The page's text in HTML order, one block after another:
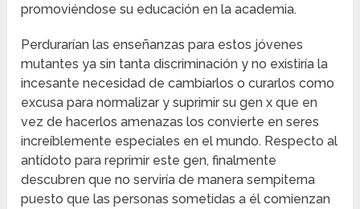
promoviéndose su educación en la academia.
Perdurarían las enseñanzas para estos jóvenes
mutantes ya sin tanta discriminación y no existiría la
incesante necesidad de cambiarlos o curarlos como
excusa para normalizar y suprimir su gen x que en
vez de hacerlos amenazas los convierte en seres
increíblemente especiales en el mundo. Respecto al
antídoto para reprimir este gen, finalmente
descubren que no serviría de manera sempiterna
puesto que las personas sometidas a él comienzan